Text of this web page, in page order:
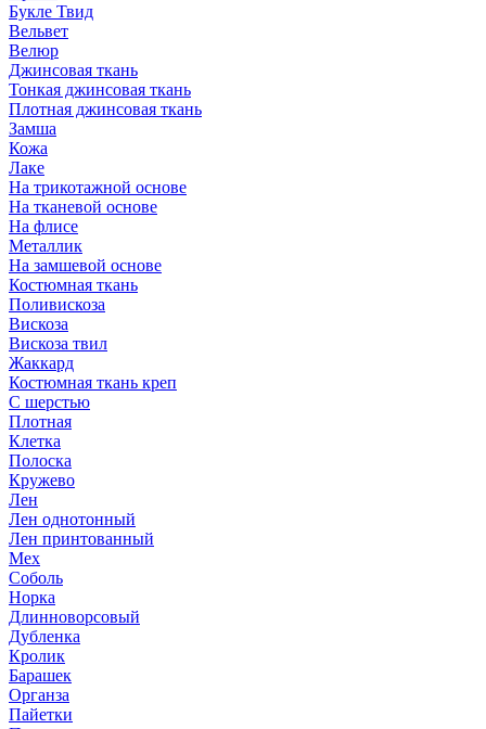
Букле Твид
Вельвет
Велюр
Джинсовая ткань
Тонкая джинсовая ткань
Плотная джинсовая ткань
Замша
Кожа
Лаке
На трикотажной основе
На тканевой основе
На флисе
Металлик
На замшевой основе
Костюмная ткань
Поливискоза
Вискоза
Вискоза твил
Жаккард
Костюмная ткань креп
С шерстью
Плотная
Клетка
Полоска
Кружево
Лен
Лен однотонный
Лен принтованный
Мех
Соболь
Норка
Длинноворсовый
Дубленка
Кролик
Барашек
Органза
Пайетки